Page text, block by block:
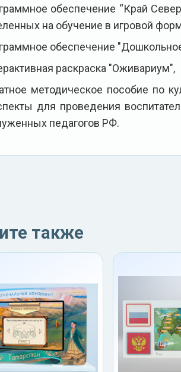
обеспечение “Край
на обучение в игровой
обеспечение
раскраска "Оживариум",
методическое пособие по
для проведения
педагогов РФ.
также